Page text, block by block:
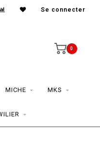
Se connecter
0
MICHE MKS